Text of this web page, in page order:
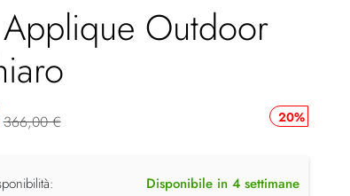
Outdoor
20%
366,00 €
Disponibile in 4 settimane